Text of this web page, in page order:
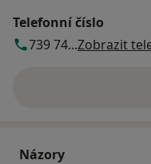
Telefonní číslo
739 74...Zobrazit
Názory